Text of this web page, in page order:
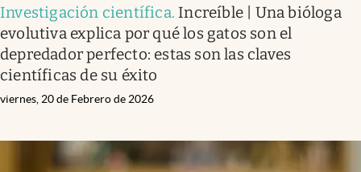
Investigación científica. Increíble | Una bióloga
evolutiva explica por qué los gatos son el
depredador perfecto: estas son las claves
científicas de su éxito
viernes, 20 de Febrero de 2026